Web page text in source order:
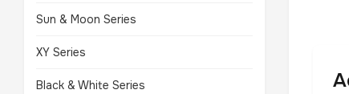
Sun & Moon Series
XY Series
Black & White Series